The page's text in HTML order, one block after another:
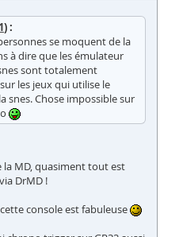
) :
se moquent de la
à dire que les émulateur
sont totalement
les jeux qui utilise le
snes. Chose impossible sur
la MD, quasiment tout est
DrMD !
console est fabuleuse